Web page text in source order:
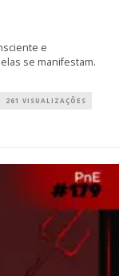
e
se manifestam.
261 VISUALIZAÇÕES